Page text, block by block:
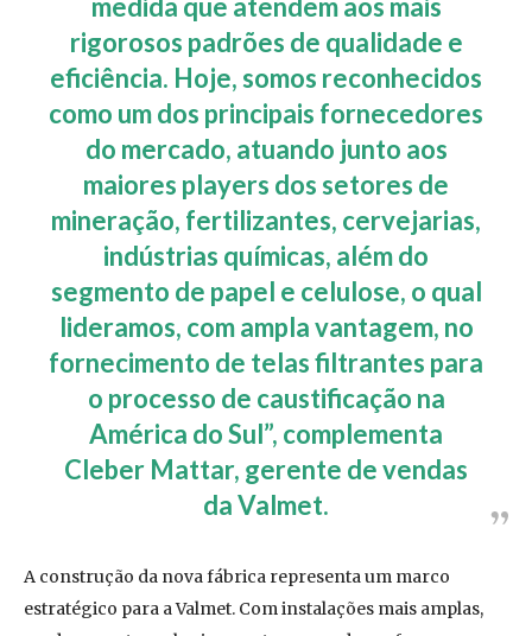
medida que atendem aos mais
rigorosos padrões de qualidade e
eficiência. Hoje, somos reconhecidos
como um dos principais fornecedores
do mercado, atuando junto aos
maiores players dos setores de
mineração, fertilizantes, cervejarias,
indústrias químicas, além do
segmento de papel e celulose, o qual
lideramos, com ampla vantagem, no
fornecimento de telas filtrantes para
o processo de caustificação na
América do Sul”, complementa
Cleber Mattar, gerente de vendas
da Valmet.
A construção da nova fábrica representa um marco
estratégico para a Valmet. Com instalações mais amplas,